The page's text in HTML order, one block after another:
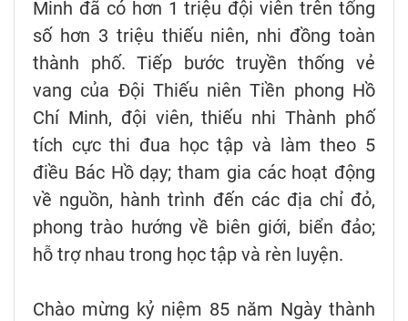
Minh đã có hơn 1 triệu đội viên trên tổng
số hơn 3 triệu thiếu niên, nhi đồng toàn
thành phố. Tiếp bước truyền thống vẻ
vang của Đội Thiếu niên Tiền phong Hồ
Chí Minh, đội viên, thiếu nhi Thành phố
tích cực thi đua học tập và làm theo 5
điều Bác Hồ dạy; tham gia các hoạt động
về nguồn, hành trình đến các địa chỉ đỏ,
phong trào hướng về biên giới, biển đảo;
hỗ trợ nhau trong học tập và rèn luyện.
Chào mừng kỷ niệm 85 năm Ngày thành